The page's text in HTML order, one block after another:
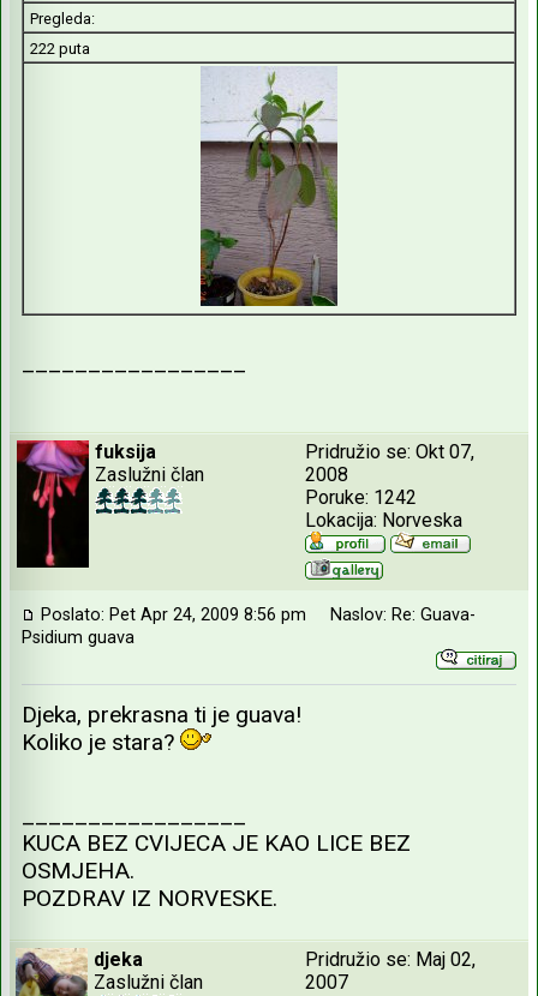
Pregleda:
222 puta
_________________
fuksija
Zaslužni član
Pridružio se: Okt 07,
2008
Poruke: 1242
Lokacija: Norveska
Poslato: Pet Apr 24, 2009 8:56 pm
Naslov: Re: Guava-
Psidium guava
Djeka, prekrasna ti je guava!
Koliko je stara?
_________________
KUCA BEZ CVIJECA JE KAO LICE BEZ
OSMJEHA.
POZDRAV IZ NORVESKE.
djeka
Zaslužni član
Pridružio se: Maj 02,
2007